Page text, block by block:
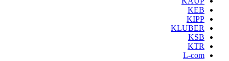
KEB
KIPP
KLUBER
KSB
KTR
L-com